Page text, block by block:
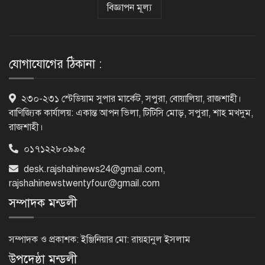
রাষ্ট্রপতি নির্বাচন: ডাকা হবে সংসদের বিশেষ
অধিবেশন
আহ্বান এমপি জামালের
বিজ্ঞাপন মূল্য
যোগাযোগের ঠিকানা :
২৩০-২৩১ স্টেডিয়াম সুপার মার্কেট, সপুরা, বোয়ালিয়া, রাজশাহী।
বাণিজ্যিক কার্যালয়: একান্ত আপন ভিলা, টিটিসি মোড়, সপুরা, শাহ মখদুম,
রাজশাহী।
০১৭১২২৮০৯৯৫
desk.rajshahinews24@gmail.com,
rajshahinewstwentyfour@gmail.com
সম্পাদক মন্ডলী
সম্পাদক ও প্রকাশক: ইঞ্জিনিয়ার মো: রায়হানুল ইসলাম
উপদেষ্ঠা মন্ডলী